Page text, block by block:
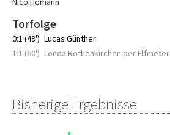
Torfolge
0:1 (49') Lucas Günther
1:1 (60') Londa Rothenkirchen per Elfmeter
Bisherige Ergebnisse